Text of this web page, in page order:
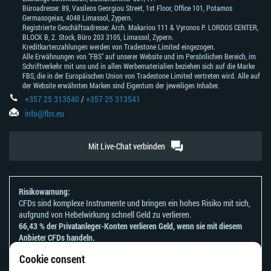
Cookie consent
Büroadresse: 89, Vasileos Georgiou Street, 1st Floor, Office 101, Potamos
Germasogeias, 4048 Limassol, Zypern.
Registrierte Geschäftsadresse: Arch. Makariou 111 & Vyronos Р. LORDOS CENTER,
BLOCK В, 2. Stock, Büro 203 3105, Limassol, Zypern.
Kreditkartenzahlungen werden von Tradestone Limited eingezogen.
Alle Erwähnungen von "FBS" auf unserer Website und im Persönlichen Bereich, im
Schriftverkehr mit uns und in allen Werbematerialien beziehen sich auf die Marke
FBS, die in der Europäischen Union von Tradestone Limited vertreten wird. Alle auf
der Website erwähnten Marken sind Eigentum der jeweiligen Inhaber.
+357 25 313540/+357 25 313541
info@fbs.eu
Mit Live-Chat verbinden
Risikowarnung:
CFDs sind komplexe Instrumente und bringen ein hohes Risiko mit sich,
aufgrund von Hebelwirkung schnell Geld zu verlieren.
66,43 % der Privatanleger-Konten verlieren Geld, wenn sie mit diesem
Anbieter CFDs handeln.
ob Sie es sich leisten können, zu riskieren, Ihr Geld zu verlieren.